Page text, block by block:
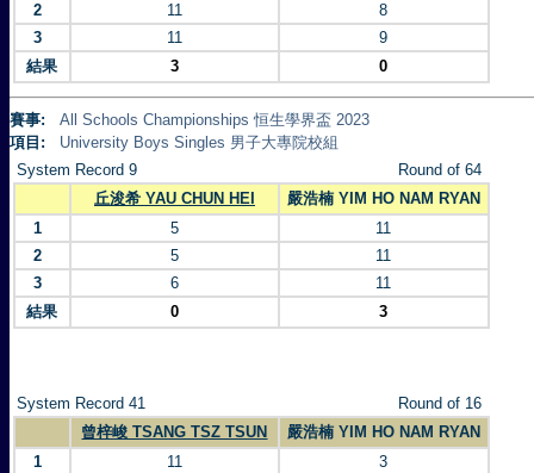
2 11
8
3
11
9
結果
3 0
賽事:
All Schools Championships 恒生學界盃 2023
項目:
University Boys Singles 男子大專院校組
System Record 9
Round of 64
丘浚希 YAU CHUN HEI
嚴浩楠 YIM HO NAM RYAN
1
5
11
2
5
11
3
6
11
結果
0 3
System Record 41
Round of 16
曾梓峻 TSANG TSZ TSUN
嚴浩楠 YIM HO NAM RYAN
1
11
3